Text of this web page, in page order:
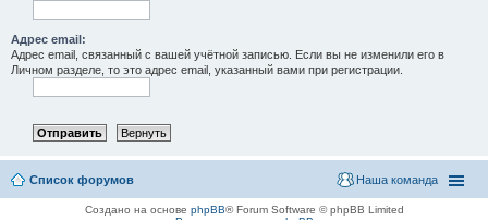
Адрес email:
Адрес email, связанный с вашей учётной записью. Если вы не изменили его в
Личном разделе, то это адрес email, указанный вами при регистрации.
Список форумов Наша команда
Создано на основе phpBB® Forum Software © phpBB Limited